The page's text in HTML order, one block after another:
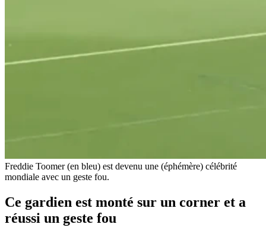
Freddie Toomer (en bleu) est devenu une (éphémère) célébrité
mondiale avec un geste fou.
Ce gardien est monté sur un corner et a
réussi un geste fou